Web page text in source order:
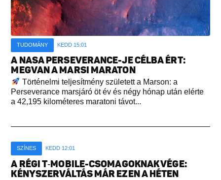
TUDOMÁNY KEDD 15:01
A NASA PERSEVERANCE-JE CÉLBA ÉRT:
MEGVAN A MARSI MARATON
Történelmi teljesítmény született a Marson: a
Perseverance marsjáró öt év és négy hónap után elérte
a 42,195 kilométeres maratoni távot...
SZÍNES KEDD 12:01
A RÉGI T‑MOBILE-CSOMAGOKNAK VÉGE:
KÉNYSZERVÁLTÁS MÁR EZEN A HÉTEN